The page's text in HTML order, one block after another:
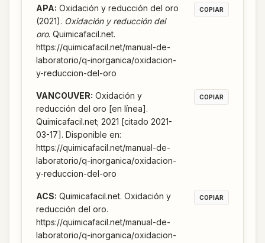
APA: Oxidación y reducción del oro
(2021). Oxidación y reducción del
oro. Quimicafacil.net.
https://quimicafacil.net/manual-de-
laboratorio/q-inorganica/oxidacion-
y-reduccion-del-oro
COPIAR
VANCOUVER: Oxidación y
reducción del oro [en línea].
Quimicafacil.net; 2021 [citado 2021-
03-17]. Disponible en:
https://quimicafacil.net/manual-de-
laboratorio/q-inorganica/oxidacion-
y-reduccion-del-oro
COPIAR
ACS: Quimicafacil.net. Oxidación y
reducción del oro.
https://quimicafacil.net/manual-de-
laboratorio/q-inorganica/oxidacion-
COPIAR